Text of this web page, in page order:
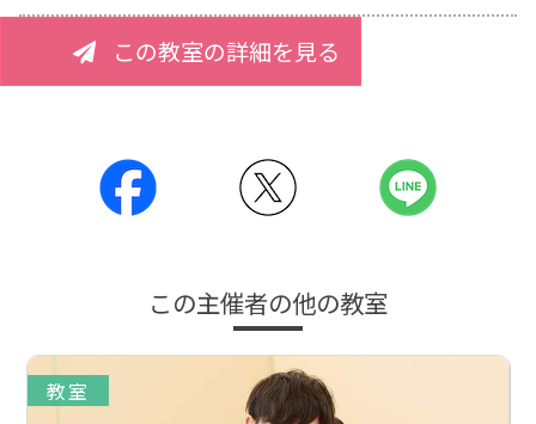
この教室の詳細を見る
この主催者の他の教室
教室